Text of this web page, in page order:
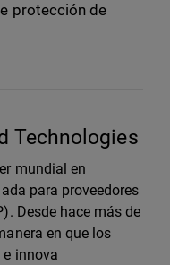
protección de
Technologies
mundial en
para proveedores
Desde hace más de
en que los
e innova